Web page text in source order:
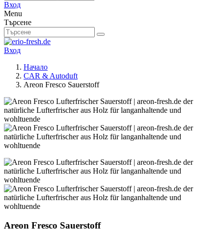
Вход
Menu
Търсене
Вход
Начало
CAR & Autoduft
Areon Fresco Sauerstoff
Areon Fresco Sauerstoff